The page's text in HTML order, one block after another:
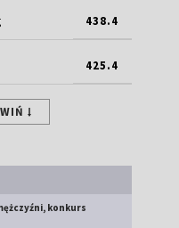
438.4
425.4
konkurs